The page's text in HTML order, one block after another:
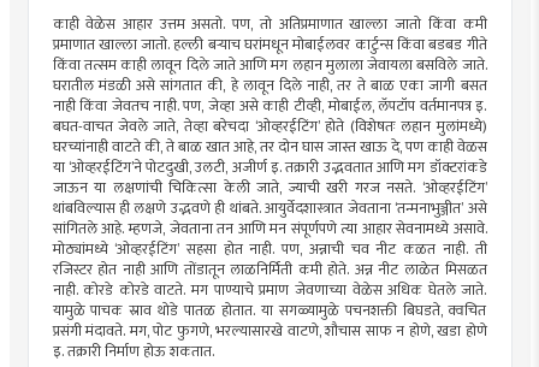
काही वेळेस आहार उत्तम असतो. पण, तो अतिप्रमाणात खाल्ला जातो किंवा कमी
प्रमाणात खाल्ला जातो. हल्ली बर्‍याच घरांमधून मोबाईलवर कार्टुन्स किंवा बडबड गीते
किंवा तत्सम काही लावून दिले जाते आणि मग लहान मुलाला जेवायला बसविले जाते.
घरातील मंडळी असे सांगतात की, हे लावून दिले नाही, तर ते बाळ एका जागी बसत
नाही किंवा जेवतच नाही. पण, जेव्हा असे काही टीव्ही, मोबाईल, लॅपटॉप वर्तमानपत्र इ.
बघत-वाचत जेवले जाते, तेव्हा बरेचदा ‘ओव्हरईटिंग’ होते (विशेषतः लहान मुलांमध्ये)
घरच्यांनाही वाटते की, ते बाळ खात आहे, तर दोन घास जास्त खाऊ दे, पण काही वेळस
या ‘ओव्हरईटिंग’ने पोटदुखी, उलटी, अजीर्ण इ. तक्रारी उद्भवतात आणि मग डॉक्टरांकडे
जाऊन या लक्षणांची चिकित्सा केली जाते, ज्याची खरी गरज नसते. ‘ओव्हरईटिंग’
थांबविल्यास ही लक्षणे उद्भवणे ही थांबते. आयुर्वेदशास्त्रात जेवताना ‘तन्मनाभुञ्जीत’ असे
सांगितले आहे. म्हणजे, जेवताना तन आणि मन संपूर्णपणे त्या आहार सेवनामध्ये असावे.
मोठ्यांमध्ये ‘ओव्हरईटिंग’ सहसा होत नाही. पण, अन्नाची चव नीट कळत नाही. ती
रजिस्टर होत नाही आणि तोंडातून लाळनिर्मिती कमी होते. अन्न नीट लाळेत मिसळत
नाही. कोरडे कोरडे वाटते. मग पाण्याचे प्रमाण जेवणाच्या वेळेस अधिक घेतले जाते.
यामुळे पाचक स्राव थोडे पातळ होतात. या सगळ्यामुळे पचनशक्ती बिघडते, क्वचित
प्रसंगी मंदावते. मग, पोट फुगणे, भरल्यासारखे वाटणे, शौचास साफ न होणे, खडा होणे
इ. तक्रारी निर्माण होऊ शकतात.